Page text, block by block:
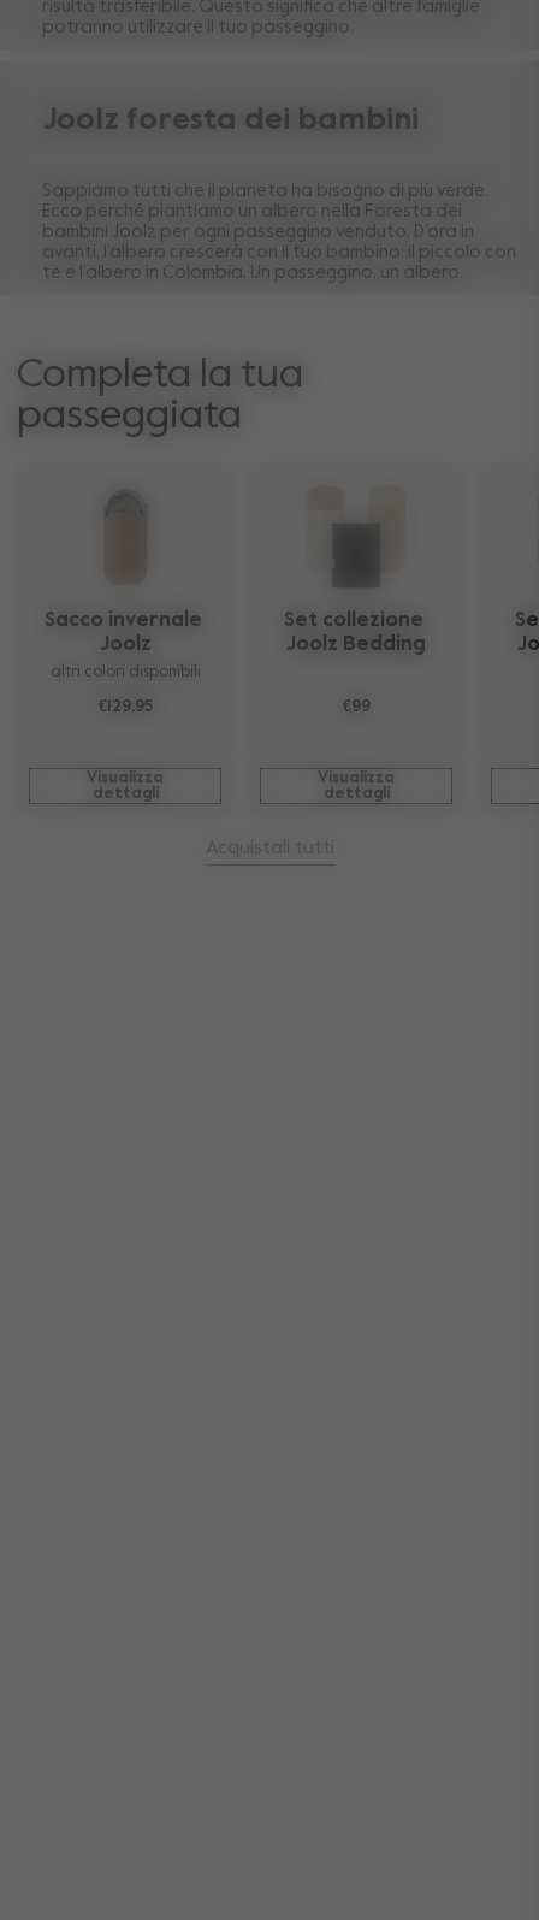
risulta trasferibile. Questo significa che altre famiglie
potranno utilizzare il tuo passeggino.
Joolz foresta dei bambini
Sappiamo tutti che il pianeta ha bisogno di più verde.
Ecco perché piantiamo un albero nella Foresta dei
bambini Joolz per ogni passeggino venduto. D’ora in
avanti, l’albero crescerà con il tuo bambino: il piccolo con
te e l’albero in Colombia. Un passeggino, un albero.
Completa la tua
passeggiata
Sacco invernale
Joolz
altri colori disponibili
€129,95
Visualizza
dettagli
Set collezione
Joolz Bedding
€99
Visualizza
dettagli